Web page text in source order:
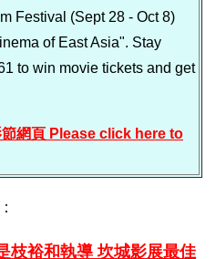
Festival (Sept 28 - Oct 8)
of East Asia". Stay
to win movie tickets and get
網頁 Please click here to
枝裕和執導 坎城影展最佳